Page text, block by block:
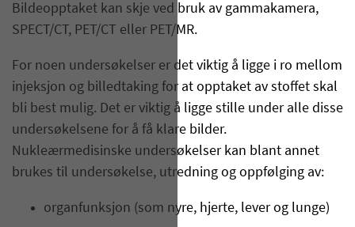
Bildeopptaket kan skje ved bruk av gammakamera,
SPECT/CT, PET/CT eller PET/MR.
For noen undersøkelser er det viktig å ligge i ro mellom
injeksjon og billedtaking for at opptaket av stoffet skal
bli best mulig. Det er viktig å ligge stille under alle disse
undersøkelsene for å få klare bilder.
Nukleærmedisinske undersøkelser kan blant annet
brukes til undersøkelse, utredning og oppfølging av:
organfunksjon (som nyre, hjerte, lever og lunge)